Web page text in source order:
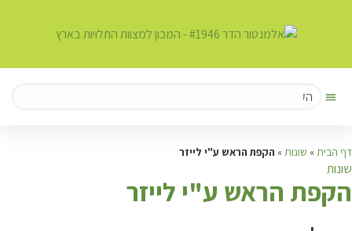
דף הבית » שונות » הקפת הראש ע"י לייזר
שונות
הקפת הראש ע"י לייזר